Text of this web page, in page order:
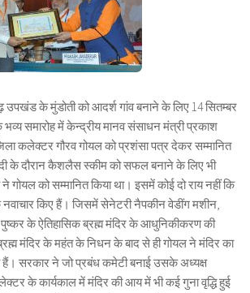
के मुंडोती को आदर्श गांव बनाने के लिए 14 सितम्बर
समारोह में केन्द्रीय मानव संसाधन मंत्री प्रकाश
कलेक्टर गौरव गोयल को प्रशंसा पत्र देकर सम्मानित
के दौरान कैशलैस स्कीम को सफल बनाने के लिए भी
गोयल को सम्मानित किया था। इसमें कोई दो राय नहीं कि
किए हैं। जिसमें सेनेटरी नैपकीन वेडींग मशीन,
पुष्कर के ऐतिहासिक ब्रह्म मंदिर के आधुनिकीकरण की
मंदिर के महंत के निधन के बाद से ही गोयल ने मंदिर का
सरकार ने जो प्रबंध कमेटी बनाई उसके अध्यक्ष
के कार्यकाल में मंदिर की आय में भी कई गुना वृद्धि हुई